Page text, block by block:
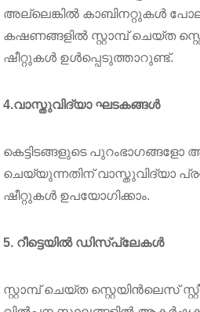
അല്ലെങ്കിൽ കാബിനറ്റുകൾ
കഷണങ്ങളിൽ സ്റ്റാമ്പ് ചെയ്ത
ഷീറ്റുകൾ ഉൾപ്പെടുത്താറുണ്ട്.
4.വാസ്തുവിദ്യാ ഘടകങ്ങൾ
കെട്ടിടങ്ങളുടെ
ചെയ്യുന്നതിന് വാസ്തുവിദ്യാ
ഷീറ്റുകൾ ഉപയോഗിക്കാം.
5. റീട്ടെയിൽ ഡിസ്പ്ലേകൾ
സ്റ്റാമ്പ് ചെയ്ത സ്റ്റെയിൻലെസ്